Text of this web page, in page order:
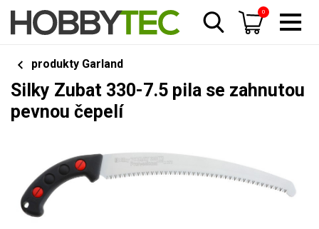
0
produkty Garland
Silky Zubat 330-7.5 pila se zahnutou
pevnou čepelí